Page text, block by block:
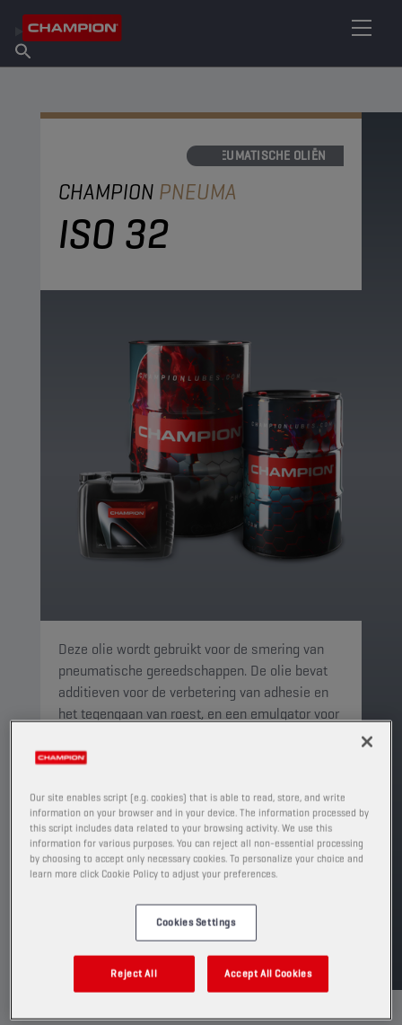
Over Champion
Vind een verkooppunt
PNEUMATISCHE OLIËN
CHAMPION PNEUMA
ISO 32
Deze olie wordt gebruikt voor de smering van
pneumatische gereedschappen. De olie bevat
additieven voor de verbetering van adhesie en
het tegengaan van roest, en een emulgator voor
anti-slijtage- en 'extreme-pressure'-additieven.
Leverbare volumes en verpakkingen weergeven
VIND EEN VERKOOPPUNT
TDS
Our site enables script (e.g. cookies) that is able to read, store, and write
information on your browser and in your device. The information processed by
this script includes data related to your browsing activity. We use this
information for various purposes. You can reject all non-essential processing
by choosing to accept only necessary cookies. To personalize your choice and
learn more click Cookie Policy to adjust your preferences.
Cookies Settings
Reject All Accept All Cookies